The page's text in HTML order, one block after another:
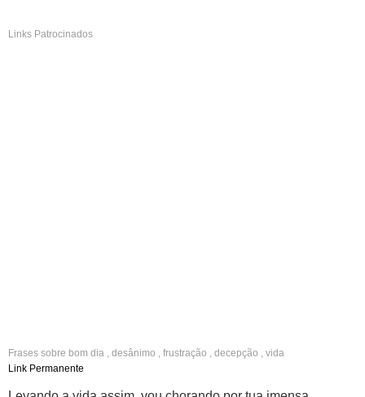
Links Patrocinados
Frases sobre bom dia , desânimo , frustração , decepção , vida
Link Permanente